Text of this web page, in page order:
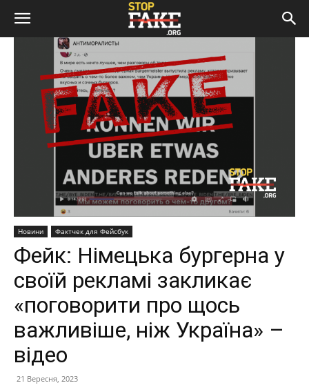
Новини Фактчек для Фейсбук
Фейк: Німецька бургерна у
своїй рекламі закликає
«поговорити про щось
важливіше, ніж Україна» –
відео
21 Вересня, 2023